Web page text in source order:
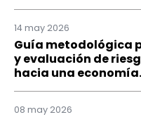
14 may 2026
Guía metodológica
y evaluación de
hacia una
08 may 2026